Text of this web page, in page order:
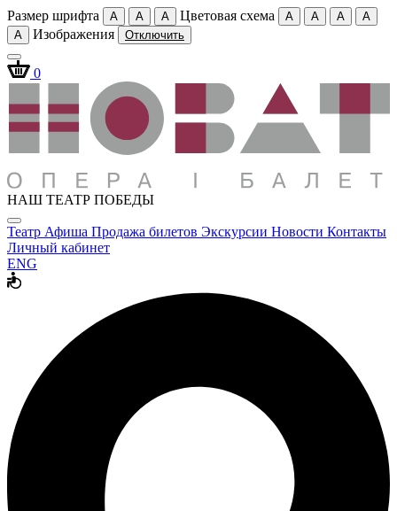
Размер шрифта A A A Цветовая схема A A A
A
A
Изображения Отключить
0
НАШ ТЕАТР ПОБЕДЫ
Театр Афиша Продажа билетов Экскурсии Новости Контакты
Личный кабинет
ENG